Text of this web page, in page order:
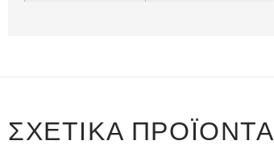
ΣΧΕΤΙΚΆ ΠΡΟΪΌΝΤΑ